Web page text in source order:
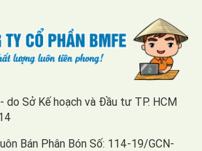
do Sở Kế hoạch và Đầu tư TP. HCM
Bán Phân Bón Số: 114-19/GCN-